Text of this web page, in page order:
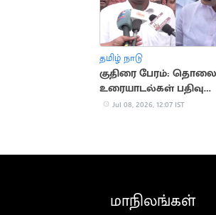
தமிழ் நாடு
குதிரை பேரம்:
உரையாடல்கள் பதிவு
செய்யப்படவில்லை -
Jul 08, 2026, 12:07 IST
மாநிலங்கள்